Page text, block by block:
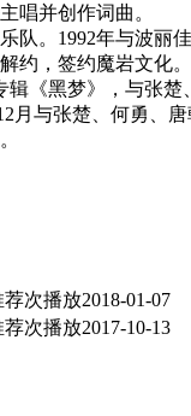
唱并创作词曲。
队。1992年与波丽
约，签约魔岩文化。
辑《黑梦》，与张楚
月与张楚、何勇、
荐次播放2018-01-07
荐次播放2017-10-13